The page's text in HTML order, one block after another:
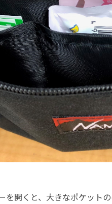
を開くと、大きなポケット